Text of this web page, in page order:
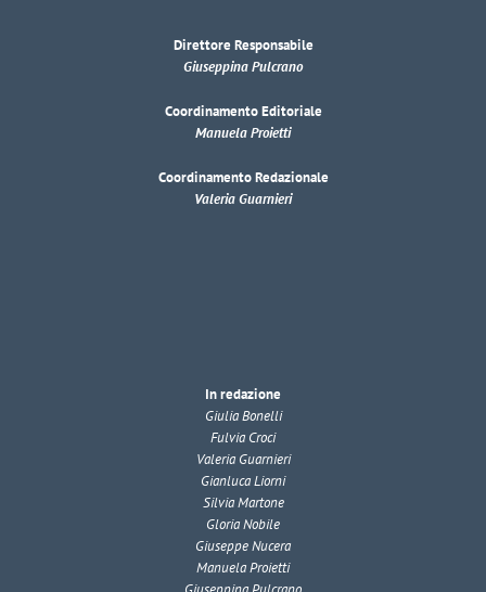
Direttore Responsabile
Giuseppina Pulcrano
Coordinamento Editoriale
Manuela Proietti
Coordinamento Redazionale
Valeria Guarnieri
In redazione
Giulia Bonelli
Fulvia Croci
Valeria Guarnieri
Gianluca Liorni
Silvia Martone
Gloria Nobile
Giuseppe Nucera
Manuela Proietti